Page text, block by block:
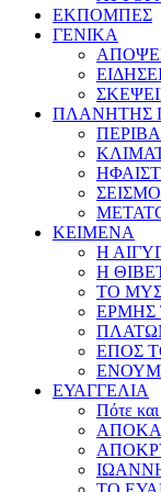
ΕΚΠΟΜΠΕΣ
ΓΕΝΙΚΑ
ΠΛΑΝΗΤΗΣ
ΚΕΙΜΕΝΑ
Η
Η
ΤΟ
ΕΡΜΗΣ
ΕΠΟΣ
ΕΥΑΓΓΕΛΙΑ
Πότε